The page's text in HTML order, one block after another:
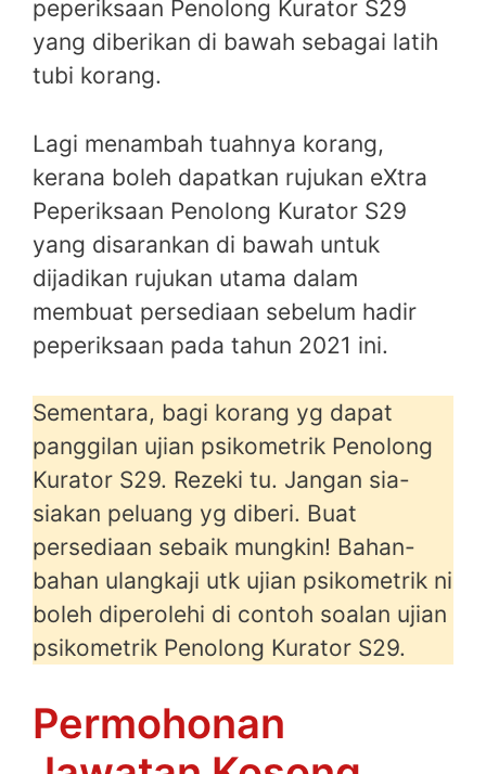
peperiksaan Penolong Kurator S29
yang diberikan di bawah sebagai latih
tubi korang.
Lagi menambah tuahnya korang,
kerana boleh dapatkan rujukan eXtra
Peperiksaan Penolong Kurator S29
yang disarankan di bawah untuk
dijadikan rujukan utama dalam
membuat persediaan sebelum hadir
peperiksaan pada tahun 2021 ini.
Sementara, bagi korang yg dapat
panggilan ujian psikometrik Penolong
Kurator S29. Rezeki tu. Jangan sia-
siakan peluang yg diberi. Buat
persediaan sebaik mungkin! Bahan-
bahan ulangkaji utk ujian psikometrik ni
boleh diperolehi di contoh soalan ujian
psikometrik Penolong Kurator S29.
Permohonan